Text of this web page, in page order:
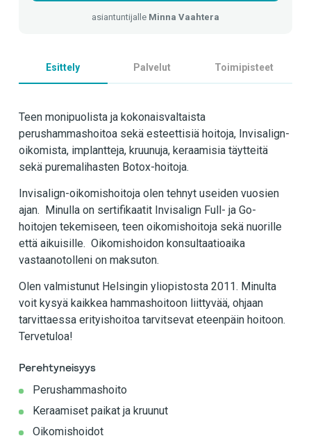
asiantuntijalle Minna Vaahtera
Esittely Palvelut Toimipisteet
Teen monipuolista ja kokonaisvaltaista
perushammashoitoa sekä esteettisiä hoitoja, Invisalign-
oikomista, implantteja, kruunuja, keraamisia täytteitä
sekä puremalihasten Botox-hoitoja.
Invisalign-oikomishoitoja olen tehnyt useiden vuosien
ajan. Minulla on sertifikaatit Invisalign Full- ja Go-
hoitojen tekemiseen, teen oikomishoitoja sekä nuorille
että aikuisille. Oikomishoidon konsultaatioaika
vastaanotolleni on maksuton.
Olen valmistunut Helsingin yliopistosta 2011. Minulta
voit kysyä kaikkea hammashoitoon liittyvää, ohjaan
tarvittaessa erityishoitoa tarvitsevat eteenpäin hoitoon.
Tervetuloa!
Perehtyneisyys
Perushammashoito
Keraamiset paikat ja kruunut
Oikomishoidot